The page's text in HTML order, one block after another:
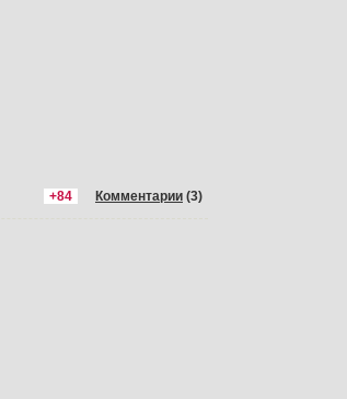
+84 Комментарии (3)